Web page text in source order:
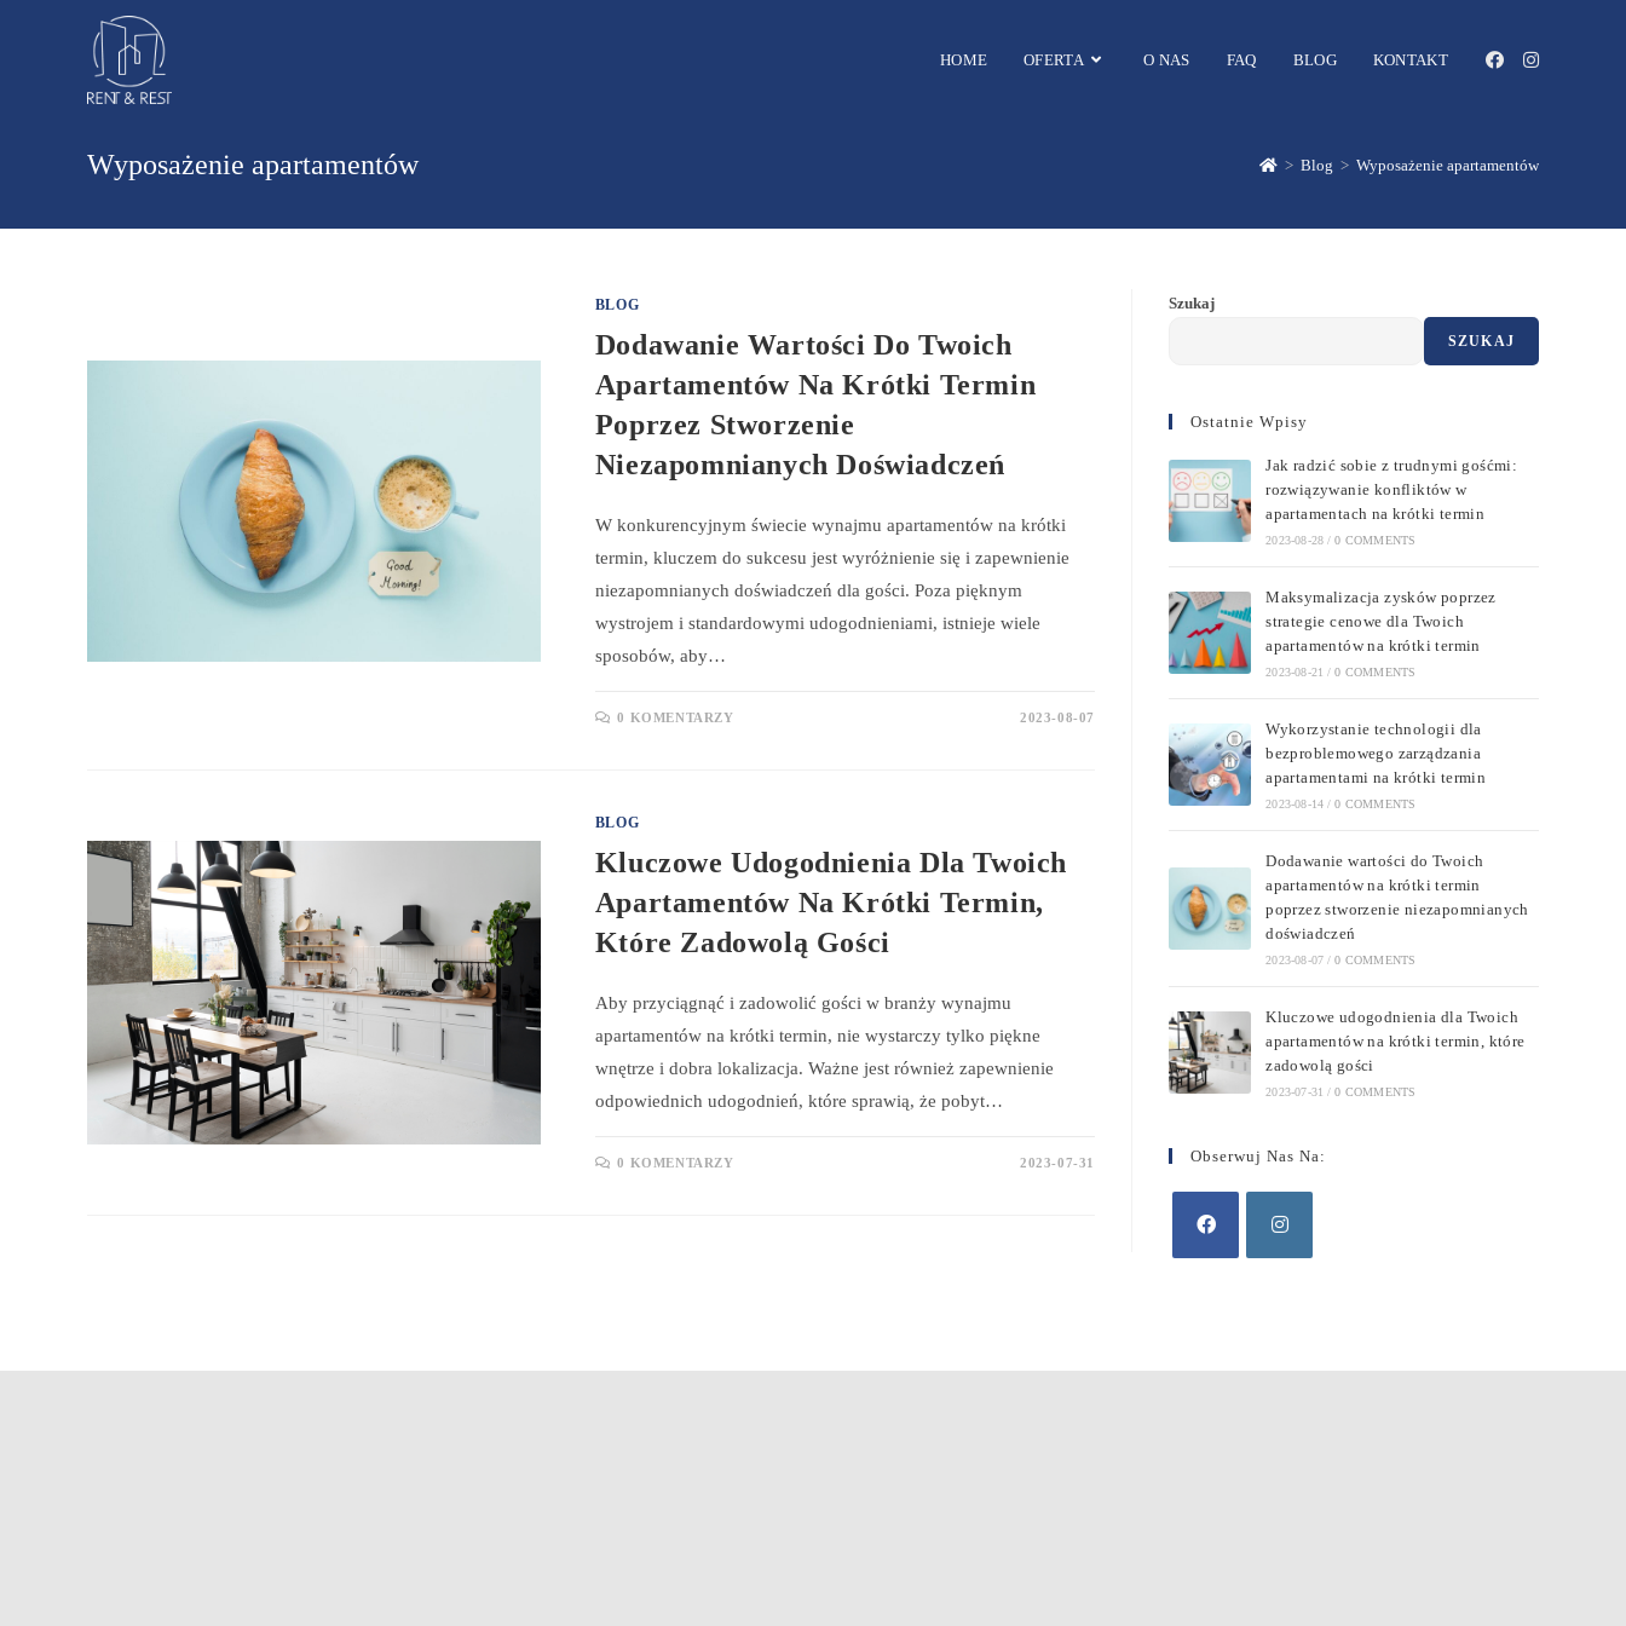
HOME OFERTA O NAS FAQ BLOG KONTAKT
Wyposażenie apartamentów > Blog > Wyposażenie apartamentów
BLOG
Dodawanie Wartości Do Twoich
Apartamentów Na Krótki Termin
Poprzez Stworzenie
Niezapomnianych Doświadczeń
W konkurencyjnym świecie wynajmu apartamentów na krótki
termin, kluczem do sukcesu jest wyróżnienie się i zapewnienie
niezapomnianych doświadczeń dla gości. Poza pięknym
wystrojem i standardowymi udogodnieniami, istnieje wiele
sposobów, aby…
0 KOMENTARZY 2023-08-07
BLOG
Kluczowe Udogodnienia Dla Twoich
Apartamentów Na Krótki Termin,
Które Zadowolą Gości
Aby przyciągnąć i zadowolić gości w branży wynajmu
apartamentów na krótki termin, nie wystarczy tylko piękne
wnętrze i dobra lokalizacja. Ważne jest również zapewnienie
odpowiednich udogodnień, które sprawią, że pobyt…
0 KOMENTARZY 2023-07-31
Szukaj
SZUKAJ
Ostatnie Wpisy
Jak radzić sobie z trudnymi gośćmi:
rozwiązywanie konfliktów w
apartamentach na krótki termin
2023-08-28 / 0 COMMENTS
Maksymalizacja zysków poprzez
strategie cenowe dla Twoich
apartamentów na krótki termin
2023-08-21 / 0 COMMENTS
Wykorzystanie technologii dla
bezproblemowego zarządzania
apartamentami na krótki termin
2023-08-14 / 0 COMMENTS
Dodawanie wartości do Twoich
apartamentów na krótki termin
poprzez stworzenie niezapomnianych
doświadczeń
2023-08-07 / 0 COMMENTS
Kluczowe udogodnienia dla Twoich
apartamentów na krótki termin, które
zadowolą gości
2023-07-31 / 0 COMMENTS
Obserwuj Nas Na: